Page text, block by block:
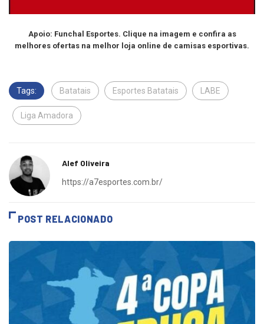
Apoio: Funchal Esportes. Clique na imagem e confira as
melhores ofertas na melhor loja online de camisas esportivas.
Tags: Batatais Esportes Batatais LABE
Liga Amadora
Alef Oliveira
https://a7esportes.com.br/
POST RELACIONADO